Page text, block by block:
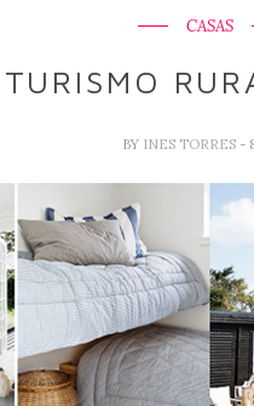
CASAS
BY INES TORRES -